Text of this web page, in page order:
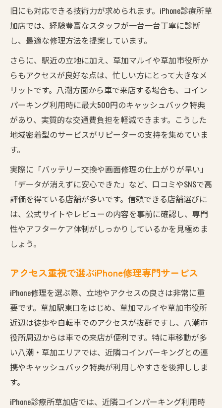
旧にも対応できる技術力が求められます。iPhone診療所草
加店では、経験豊富なスタッフが一台一台丁寧に診断
し、最適な修理方法を提案しています。
さらに、駅近の立地に加え、草加マルイや草加市役所か
らもアクセスが良好な点は、忙しい方にとって大きなメ
リットです。八潮方面から車で来店する場合も、コイン
パーキング利用時に最大500円のキャッシュバック特典
があり、実質的な交通費負担を軽減できます。こうした
地域密着型のサービスがリピーターの支持を集めていま
す。
実際に「バッテリー交換や画面修理の仕上がりが早い」
「データが消えずに安心できた」など、口コミやSNSで高
評価を得ている店舗が多いです。信頼できる店舗選びに
は、公式サイトやレビューの内容を事前に確認し、専門
性やアフターケア体制がしっかりしているかを見極めま
しょう。
アクセス重視で選ぶiPhone修理専門サービス
iPhone修理を選ぶ際、立地やアクセスの良さは非常に重
要です。草加駅東口をはじめ、草加マルイや草加市役所
近辺は徒歩や自転車でのアクセスが抜群ですし、八潮市
役所周辺からは車での来店が便利です。特に車移動が多
い八潮・草加エリアでは、近隣コインパーキングとの連
携やキャッシュバック特典が利用しやすさを後押ししま
す。
iPhone診療所草加店では、近隣コインパーキング利用時